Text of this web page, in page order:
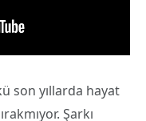
son yıllarda hayat
Şarkı